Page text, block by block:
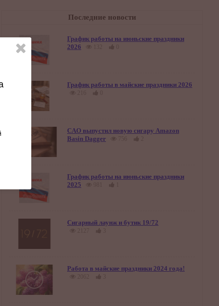
Последние новости
График работы на июньские праздники
2026
График работы в майские праздники 2026
CAO выпустил новую сигару Amazon
Basin Dagger
График работы на июньские праздники
2025
Сигарный лаунж и бутик 19/72
Работа в майские праздники 2024 года!